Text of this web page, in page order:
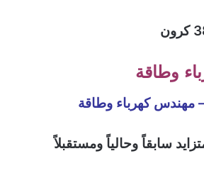
سابقاً وحالياً ومستقبلاً